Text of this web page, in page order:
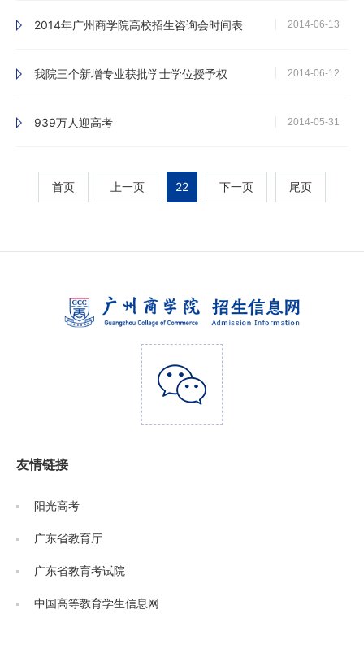
2014-06-13
2014年广州商学院高校招生咨询会时间表
2014-06-12
我院三个新增专业获批学士学位授予权
2014-05-31
939万人迎高考
首页 上一页 22 下一页 尾页
友情链接
阳光高考
广东省教育厅
广东省教育考试院
中国高等教育学生信息网